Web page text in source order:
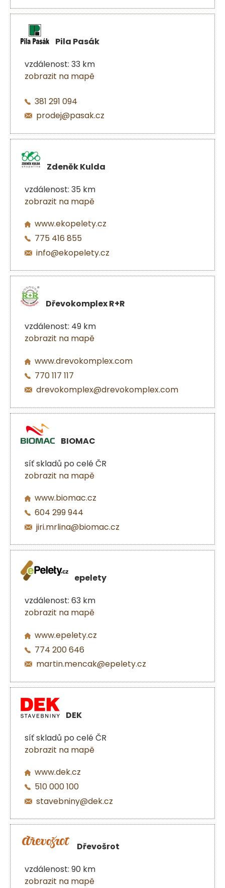
Pila Pasák
vzdálenost: 33 km
zobrazit na mapě
381 291 094
prodej@pasak.cz
Zdeněk Kulda
vzdálenost: 35 km
zobrazit na mapě
www.ekopelety.cz
775 416 855
info@ekopelety.cz
Dřevokomplex R+R
vzdálenost: 49 km
zobrazit na mapě
www.drevokomplex.com
770 117 117
drevokomplex@drevokomplex.com
BIOMAC
síť skladů po celé ČR
zobrazit na mapě
www.biomac.cz
604 299 944
jiri.mrlina@biomac.cz
epelety
vzdálenost: 63 km
zobrazit na mapě
www.epelety.cz
774 200 646
martin.mencak@epelety.cz
DEK
síť skladů po celé ČR
zobrazit na mapě
www.dek.cz
510 000 100
stavebniny@dek.cz
Dřevošrot
vzdálenost: 90 km
zobrazit na mapě